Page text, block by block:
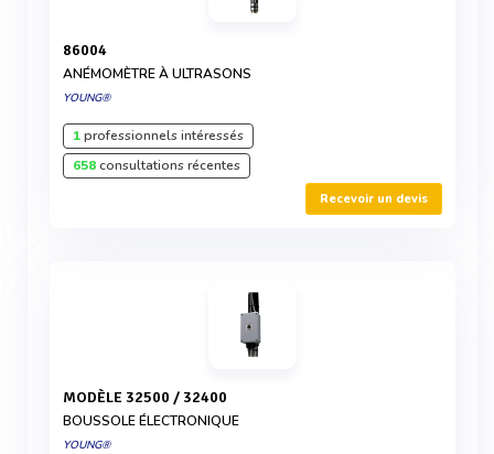
86004
ANÉMOMÈTRE À ULTRASONS
YOUNG®
1professionnels intéressés
658consultations récentes
Recevoir un devis
MODÈLE 32500 / 32400
BOUSSOLE ÉLECTRONIQUE
YOUNG®